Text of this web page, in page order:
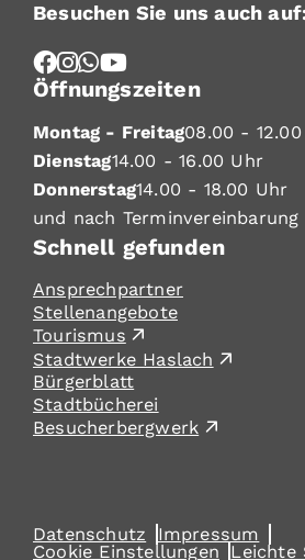
Besuchen Sie uns auch
Öffnungszeiten
Montag - Freitag08.00 -
Dienstag14.00 - 16.00 Uhr
Donnerstag14.00 - 18.00 Uhr
und nach Terminvereinbarung
Schnell gefunden
Ansprechpartner
Stellenangebote
Tourismus
Stadtwerke Haslach
Bürgerblatt
Stadtbücherei
Besucherbergwerk
Datenschutz
Impressum
Cookie Einstellungen
Leichte